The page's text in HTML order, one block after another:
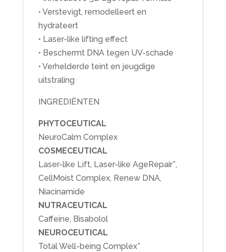
• Verstevigt, remodelleert en
hydrateert
• Laser-like lifting effect
• Beschermt DNA tegen UV-schade
• Verhelderde teint en jeugdige
uitstraling
INGREDIËNTEN
PHYTOCEUTICAL
NeuroCalm Complex
COSMECEUTICAL
Laser-like Lift, Laser-like AgeRepair*,
CellMoist Complex, Renew DNA,
Niacinamide
NUTRACEUTICAL
Caffeine, Bisabolol
NEUROCEUTICAL
Total Well-being Complex*